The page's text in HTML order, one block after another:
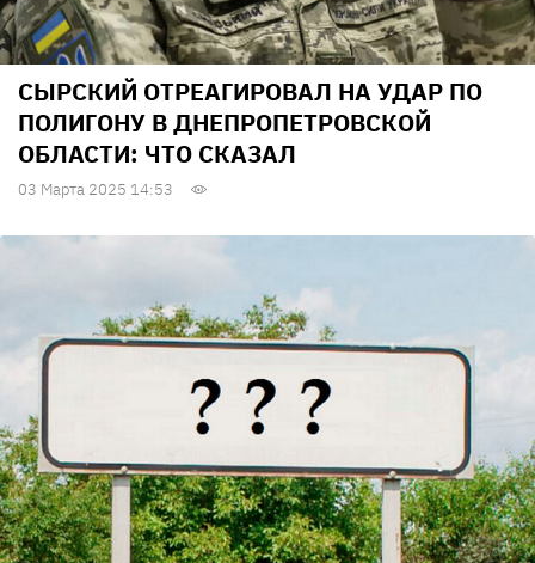
СЫРСКИЙ ОТРЕАГИРОВАЛ НА УДАР ПО
ПОЛИГОНУ В ДНЕПРОПЕТРОВСКОЙ
ОБЛАСТИ: ЧТО СКАЗАЛ
03 Марта 2025 14:53